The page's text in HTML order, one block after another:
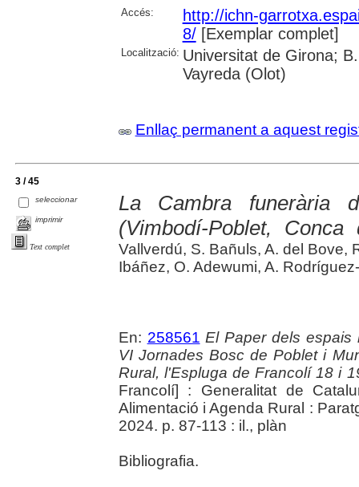
Accés:
http://ichn-
8/[Exemplar complet]
Localització: Universitat de Girona;
Vayreda (Olot)
Enllaç permanent a aquest
3 / 45
seleccionar
imprimir
Text complet
La Cambra funerària
(Vimbodí-Poblet,
Vallverdú, S. Bañuls, A. del Bove,
Ibáñez, O. Adewumi, A.
En: 258561 El Paper dels espais
VI Jornades Bosc de Poblet i
Rural, l'Espluga de Francolí 18 i
Francolí] : Generalitat de
Alimentació i Agenda Rural :
2024. p. 87-113 : il., plàn
Bibliografia.